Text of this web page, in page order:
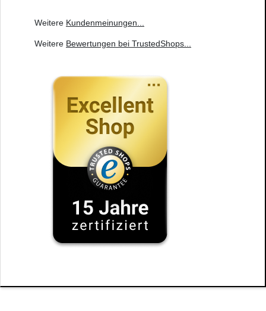
Weitere Kundenmeinungen
Weitere Bewertungen bei TrustedShops